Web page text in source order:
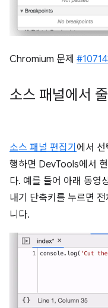
Chromium 문제
소스 패널에서
소스 패널 편집기 에서
행하면 DevTools에서
다. 예를 들어 아래 동영
내기 단축키를 누르면
니다.